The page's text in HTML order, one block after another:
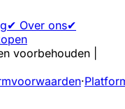
✔ Over ons✔
voorbehouden |
·